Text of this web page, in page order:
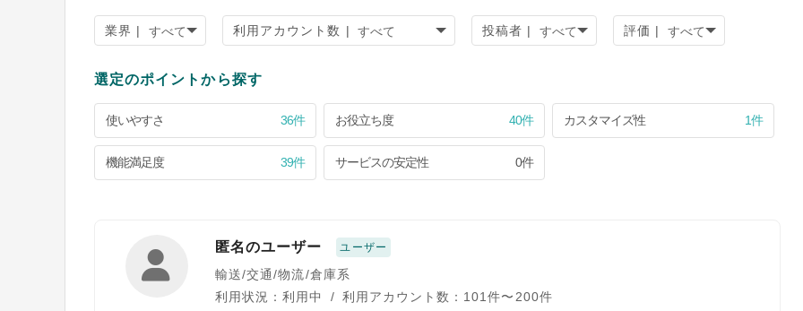
業界 | 利用アカウント数 | 投稿者 | 評価 |
選定のポイントから探す
使いやすさ 36件 お役立ち度 40件 カスタマイズ性 1件
機能満足度 39件 サービスの安定性 0件
匿名のユーザー ユーザー
輸送/交通/物流/倉庫系
利用状況：利用中
/ 利用アカウント数：101件〜200件